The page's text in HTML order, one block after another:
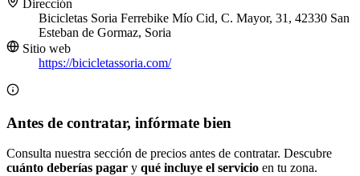
Dirección
Bicicletas Soria Ferrebike Mío Cid, C. Mayor, 31, 42330 San
Esteban de Gormaz, Soria
Sitio web
https://bicicletassoria.com/
Antes de contratar, infórmate bien
Consulta nuestra sección de precios antes de contratar. Descubre
cuánto deberías pagar y qué incluye el servicio en tu zona.